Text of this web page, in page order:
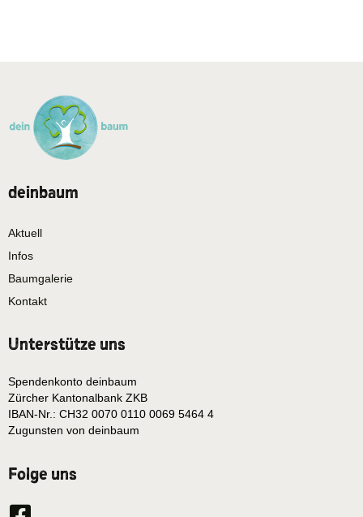
deinbaum
Aktuell
Infos
Baumgalerie
Kontakt
Unterstütze uns
Spendenkonto deinbaum
Zürcher Kantonalbank ZKB
IBAN-Nr.: CH32 0070 0110 0069 5464 4
Zugunsten von deinbaum
Folge uns